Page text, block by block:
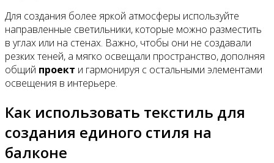
Для создания более яркой атмосферы используйте
направленные светильники, которые можно разместить
в углах или на стенах. Важно, чтобы они не создавали
резких теней, а мягко освещали пространство, дополняя
общий проект и гармонируя с остальными элементами
освещения в интерьере.
Как использовать текстиль для
создания единого стиля на
балконе